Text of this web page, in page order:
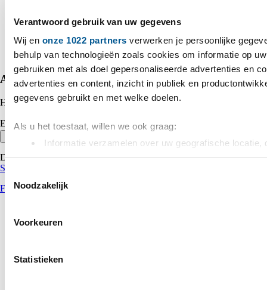
Verantwoord gebruik van uw gegevens
Wij en onze 1022 partners verwerken je persoonlijke
behulp van technologieën zoals cookies om informatie op
gebruiken met als doel gepersonaliseerde advertenties en
advertenties en content, inzicht in publiek en
gegevens gebruikt en met welke doelen.
Als u het toestaat, willen we ook graag:
Informatie verzamelen over uw geografische locatie,
nauwkeurig kan zijn
(fingerprinting)
het
detailgedeelte
We gebruiken cookies om content en advertenties te
Toestemmingsselectie
Noodzakelijk
Voorkeuren
Statistieken
Algemene voorwaarden
Privacy verklaring
Cookies
Abonneer op onze nieuwsbrief
Het laatste nieuws, korting en inspiratie in je mailbox.
E-mailadres
Deze site wordt beschermd door reCAPTCHA.Privacybeleid&
Servicevoorwaarden
Facebook